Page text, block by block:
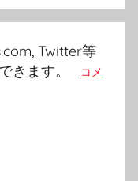
Twitter等
きます。
コメ